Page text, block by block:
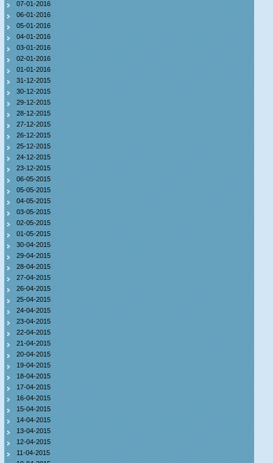
07-01-2016
06-01-2016
05-01-2016
04-01-2016
03-01-2016
02-01-2016
01-01-2016
31-12-2015
30-12-2015
29-12-2015
28-12-2015
27-12-2015
26-12-2015
25-12-2015
24-12-2015
23-12-2015
06-05-2015
05-05-2015
04-05-2015
03-05-2015
02-05-2015
01-05-2015
30-04-2015
29-04-2015
28-04-2015
27-04-2015
26-04-2015
25-04-2015
24-04-2015
23-04-2015
22-04-2015
21-04-2015
20-04-2015
19-04-2015
18-04-2015
17-04-2015
16-04-2015
15-04-2015
14-04-2015
13-04-2015
12-04-2015
11-04-2015